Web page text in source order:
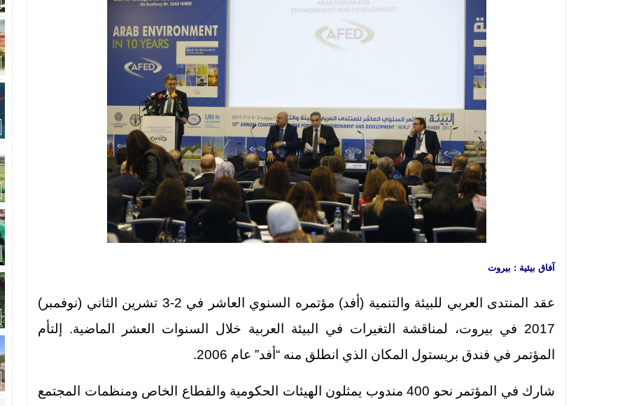
آفاق بيئية : بيروت
عقد المنتدى العربي للبيئة والتنمية (أفد) مؤتمره السنوي العاشر في 2-3 تشرين الثاني (نوفمبر)
2017 في بيروت، لمناقشة التغيرات في البيئة العربية خلال السنوات العشر الماضية. إلتأم
المؤتمر في فندق بريستول المكان الذي انطلق منه “أفد” عام 2006.
شارك في المؤتمر نحو 400 مندوب يمثلون الهيئات الحكومية والقطاع الخاص ومنظمات المجتمع